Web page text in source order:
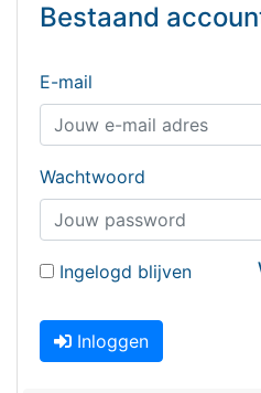
Bestaand
E-mail
Wachtwoord
Ingelogd blijven
Inloggen